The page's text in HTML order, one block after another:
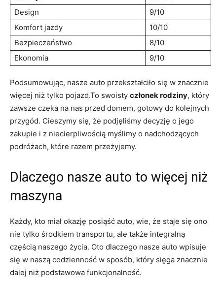
Design
9/10
Komfort jazdy
10/10
Bezpieczeństwo
8/10
Ekonomia
9/10
Podsumowując, nasze auto przekształciło się w znacznie
więcej niż tylko pojazd.To swoisty członek rodziny, który
zawsze czeka na nas przed domem, gotowy do kolejnych
przygód. Cieszymy się, że podjęliśmy decyzję o jego
zakupie i z niecierpliwością myślimy o nadchodzących
podróżach, które razem przeżyjemy.
Dlaczego nasze auto to więcej niż
maszyna
Każdy, kto miał okazję posiąść auto, wie, że staje się ono
nie tylko środkiem transportu, ale także integralną
częścią naszego życia. Oto dlaczego nasze auto wpisuje
się w naszą codzienność w sposób, który sięga znacznie
dalej niż podstawowa funkcjonalność.